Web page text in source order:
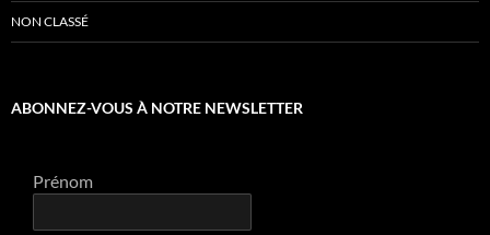
NON CLASSÉ
ABONNEZ-VOUS À NOTRE NEWSLETTER
Prénom